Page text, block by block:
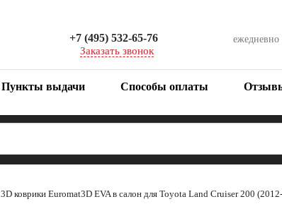
+7 (495) 532-65-76
Заказать звонок
ежедневно
Пункты выдачи Способы оплаты
3D коврики Euromat3D EVA в салон для Toyota Land Cruiser 200